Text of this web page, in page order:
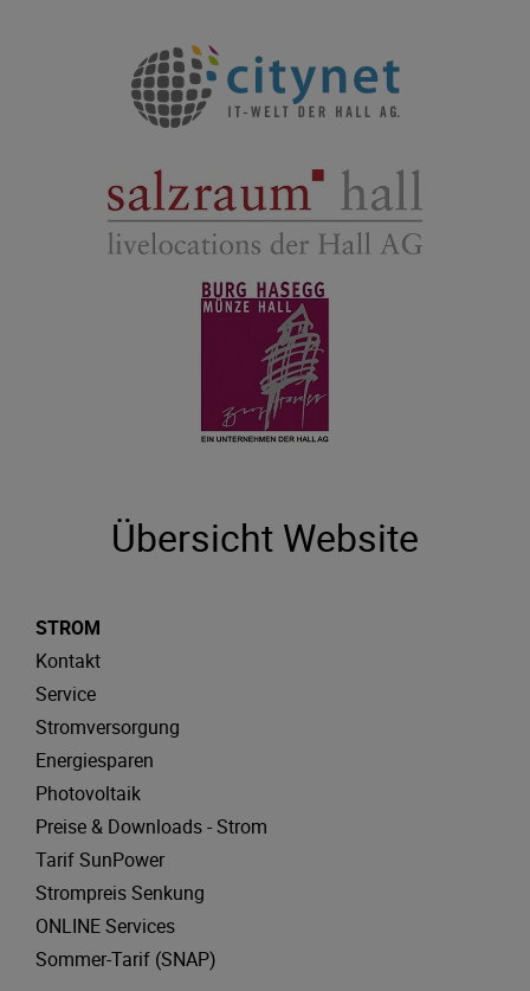
Übersicht Website
STROM
Kontakt
Service
Stromversorgung
Energiesparen
Photovoltaik
Preise & Downloads - Strom
Tarif SunPower
Strompreis Senkung
ONLINE Services
Sommer-Tarif (SNAP)